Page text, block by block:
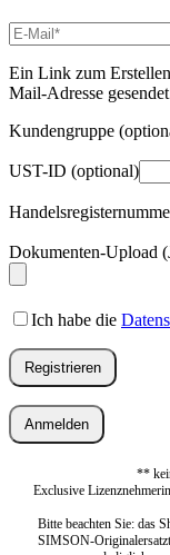
E-
Mail-
Adresse*
Erforderlich
Ein Link zum
Mail-Adresse
Kundengruppe
UST-ID (optional)
Dokumenten-Upload
Ich habe die
Registrieren
Anmelden
**
Exclusive
Bitte beachten Sie: das
SIMSON-